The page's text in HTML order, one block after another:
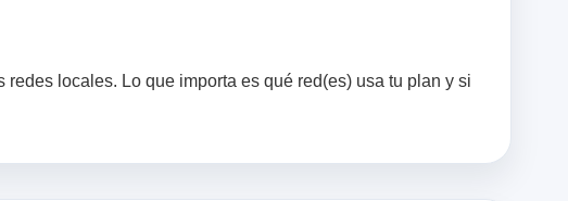
locales. Lo que importa es qué red(es) usa tu plan y si